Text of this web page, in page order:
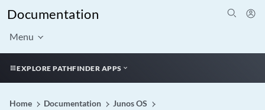
Documentation
Menu
EXPLORE PATHFINDER APPS
Home Documentation
Junos OS